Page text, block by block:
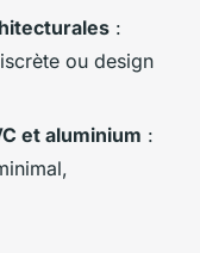
:
ou design
et aluminium :